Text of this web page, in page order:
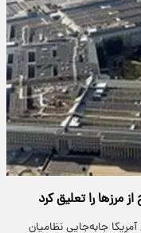
مرزها را تعلیق کرد
جابه‌جایی نظامیان